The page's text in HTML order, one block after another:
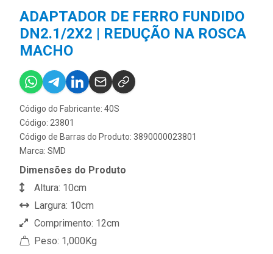
ADAPTADOR DE FERRO FUNDIDO
DN2.1/2X2 | REDUÇÃO NA ROSCA
MACHO
Código do Fabricante: 40S
Código: 23801
Código de Barras do Produto: 3890000023801
Marca: SMD
Dimensões do Produto
Altura: 10cm
Largura: 10cm
Comprimento: 12cm
Peso: 1,000Kg